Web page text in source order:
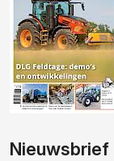
Nieuwsbrief